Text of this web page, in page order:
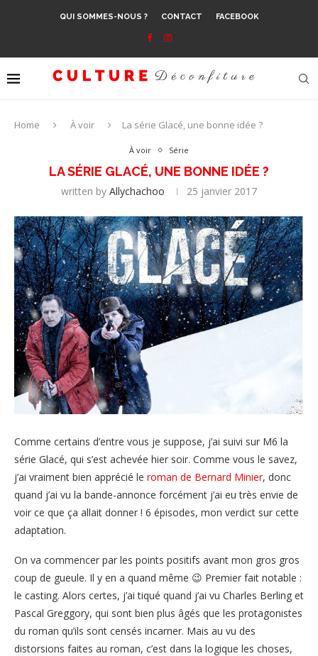
QUI SOMMES-NOUS ? CONTACT FACEBOOK
Home À voir La série Glacé, une bonne idée ?
À voir Série
LA SÉRIE GLACÉ, UNE BONNE IDÉE ?
written by Allychachoo 25 janvier 2017
Comme certains d’entre vous je suppose, j’ai suivi sur M6 la
série Glacé, qui s’est achevée hier soir. Comme vous le savez,
j’ai vraiment bien apprécié le roman de Bernard Minier, donc
quand j’ai vu la bande-annonce forcément j’ai eu très envie de
voir ce que ça allait donner ! 6 épisodes, mon verdict sur cette
adaptation.
On va commencer par les points positifs avant mon gros gros
coup de gueule. Il y en a quand même 😉 Premier fait notable :
le casting. Alors certes, j’ai tiqué quand j’ai vu Charles Berling et
Pascal Greggory, qui sont bien plus âgés que les protagonistes
du roman qu’ils sont censés incarner. Mais au vu des
distorsions faites au roman, c’est dans la logique les choses,